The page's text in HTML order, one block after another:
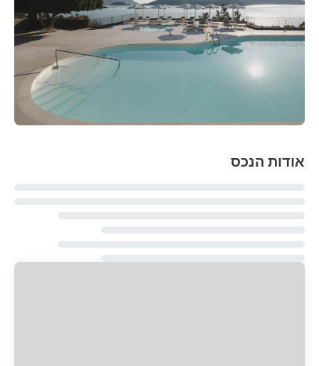
אודות הנכס